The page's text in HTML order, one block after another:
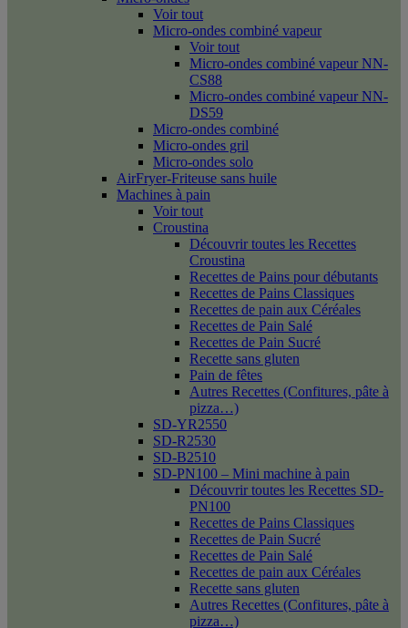
Voir tout
Micro-ondes combiné vapeur
Voir tout
Micro-ondes combiné vapeur NN-
CS88
Micro-ondes combiné vapeur NN-
DS59
Micro-ondes combiné
Micro-ondes gril
Micro-ondes solo
AirFryer-Friteuse sans huile
Machines à pain
Voir tout
Croustina
Découvrir toutes les Recettes
Croustina
Recettes de Pains pour débutants
Recettes de Pains Classiques
Recettes de pain aux Céréales
Recettes de Pain Salé
Recettes de Pain Sucré
Recette sans gluten
Pain de fêtes
Autres Recettes (Confitures, pâte à
pizza…)
SD-YR2550
SD-R2530
SD-B2510
SD-PN100 – Mini machine à pain
Découvrir toutes les Recettes SD-
PN100
Recettes de Pains Classiques
Recettes de Pain Sucré
Recettes de Pain Salé
Recettes de pain aux Céréales
Recette sans gluten
Autres Recettes (Confitures, pâte à
pizza…)